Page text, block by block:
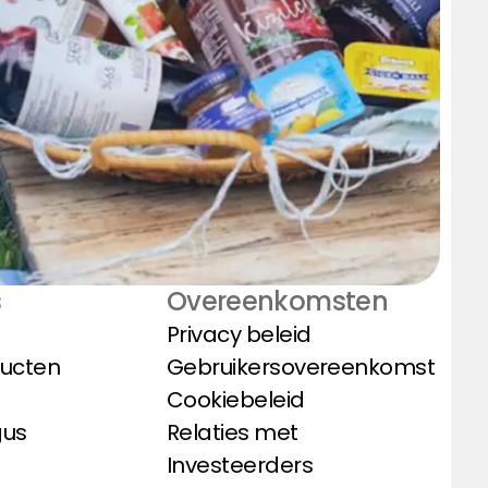
Overeenkomsten
Privacy beleid
Gebruikersovereenkomst
Cookiebeleid
Relaties met
Investeerders